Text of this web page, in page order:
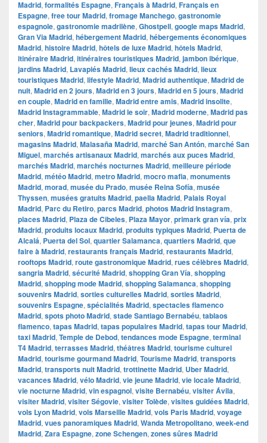
Madrid, formalités Espagne, Français à Madrid, Français en
Espagne, free tour Madrid, fromage Manchego, gastronomie
espagnole, gastronomie madrilène, Ghostpell, google maps Madrid,
Gran Via Madrid, hébergement Madrid, hébergements économiques
Madrid, histoire Madrid, hôtels de luxe Madrid, hôtels Madrid,
itinéraire Madrid, itinéraires touristiques Madrid, jambon ibérique,
jardins Madrid, Lavapiés Madrid, lieux cachés Madrid, lieux
touristiques Madrid, lifestyle Madrid, Madrid authentique, Madrid de
nuit, Madrid en 2 jours, Madrid en 3 jours, Madrid en 5 jours, Madrid
en couple, Madrid en famille, Madrid entre amis, Madrid insolite,
Madrid Instagrammable, Madrid le soir, Madrid moderne, Madrid pas
cher, Madrid pour backpackers, Madrid pour jeunes, Madrid pour
seniors, Madrid romantique, Madrid secret, Madrid traditionnel,
magasins Madrid, Malasaña Madrid, marché San Antón, marché San
Miguel, marchés artisanaux Madrid, marchés aux puces Madrid,
marchés Madrid, marchés nocturnes Madrid, meilleure période
Madrid, météo Madrid, metro Madrid, mocro mafia, monuments
Madrid, morad, musée du Prado, musée Reina Sofía, musée
Thyssen, musées gratuits Madrid, paella Madrid, Palais Royal
Madrid, Parc du Retiro, parcs Madrid, photos Madrid Instagram,
places Madrid, Plaza de Cibeles, Plaza Mayor, primark gran vía, prix
Madrid, produits locaux Madrid, produits typiques Madrid, Puerta de
Alcalá, Puerta del Sol, quartier Salamanca, quartiers Madrid, que
faire à Madrid, restaurants français Madrid, restaurants Madrid,
rooftops Madrid, route gastronomique Madrid, rues célèbres Madrid,
sangria Madrid, sécurité Madrid, shopping Gran Vía, shopping
Madrid, shopping mode Madrid, shopping Salamanca, shopping
souvenirs Madrid, sorties culturelles Madrid, sorties Madrid,
souvenirs Espagne, spécialités Madrid, spectacles flamenco
Madrid, spots photo Madrid, stade Santiago Bernabéu, tablaos
flamenco, tapas Madrid, tapas populaires Madrid, tapas tour Madrid,
taxi Madrid, Temple de Debod, tendances mode Espagne, terminal
T4 Madrid, terrasses Madrid, théâtres Madrid, tourisme culturel
Madrid, tourisme gourmand Madrid, Tourisme Madrid, transports
Madrid, transports nuit Madrid, trottinette Madrid, Uber Madrid,
vacances Madrid, vélo Madrid, vie jeune Madrid, vie locale Madrid,
vie nocturne Madrid, vin espagnol, visite Bernabéu, visiter Ávila,
visiter Madrid, visiter Ségovie, visiter Tolède, visites guidées Madrid,
vols Lyon Madrid, vols Marseille Madrid, vols Paris Madrid, voyage
Madrid, vues panoramiques Madrid, Wanda Metropolitano, week-end
Madrid, Zara Espagne, zone Schengen, zones sûres Madrid